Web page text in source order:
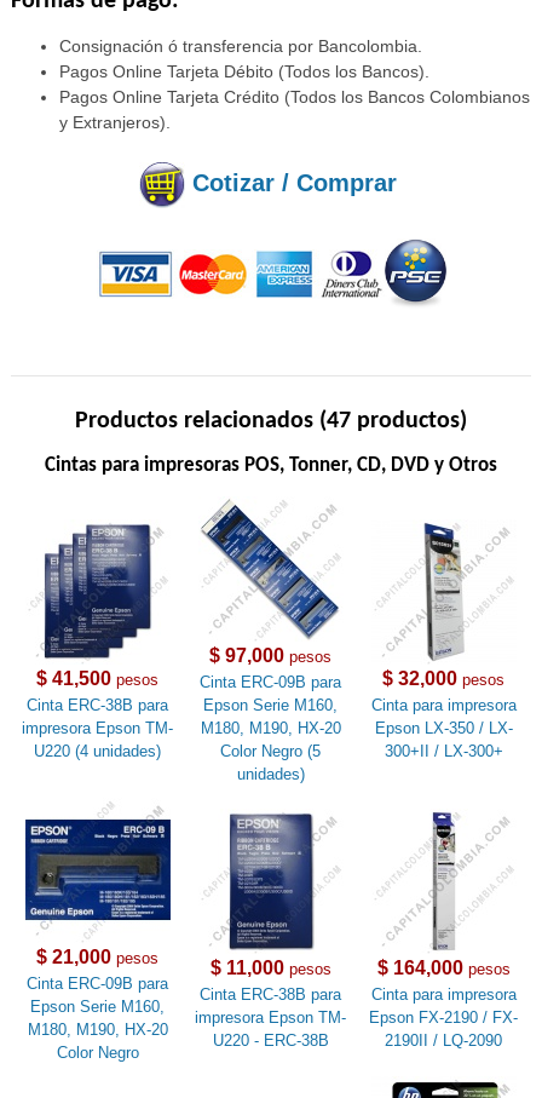
Consignación ó transferencia por Bancolombia.
Pagos Online Tarjeta Débito (Todos los Bancos).
Pagos Online Tarjeta Crédito (Todos los Bancos Colombianos
y Extranjeros).
Cotizar / Comprar
Productos relacionados (47 productos)
Cintas para impresoras POS, Tonner, CD, DVD y Otros
$ 41,500 pesos
Cinta ERC-38B para
impresora Epson TM-
U220 (4 unidades)
$ 97,000 pesos
Cinta ERC-09B para
Epson Serie M160,
M180, M190, HX-20
Color Negro (5
unidades)
$ 32,000 pesos
Cinta para impresora
Epson LX-350 / LX-
300+II / LX-300+
$ 21,000 pesos
Cinta ERC-09B para
Epson Serie M160,
M180, M190, HX-20
Color Negro
$ 11,000pesos
Cinta ERC-38B para
impresora Epson TM-
U220 - ERC-38B
$ 164,000pesos
Cinta para impresora
Epson FX-2190 / FX-
2190II / LQ-2090